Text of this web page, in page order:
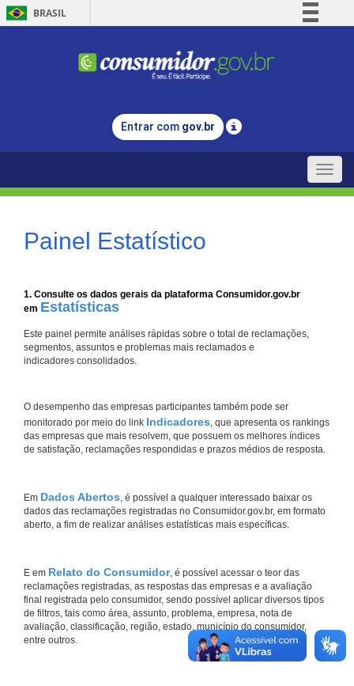
BRASIL
Comunica BR
Legislação
Entrar com gov.br
Toggle
Painel Estatístico
1. Consulte os dados gerais da plataforma Consumidor.gov.br
em Estatísticas
Este painel permite análises rápidas sobre o total de reclamações,
segmentos, assuntos e problemas mais reclamados e
indicadores consolidados.
O desempenho das empresas participantes também pode ser
monitorado por meio do link Indicadores, que apresenta os rankings
das empresas que mais resolvem, que possuem os melhores índices
de satisfação, reclamações respondidas e prazos médios de resposta.
Em Dados Abertos, é possível a qualquer interessado baixar os
dados das reclamações registradas no Consumidor.gov.br, em formato
aberto, a fim de realizar análises estatísticas mais específicas.
E em Relato do Consumidor, é possível acessar o teor das
reclamações registradas, as respostas das empresas e a avaliação
final registrada pelo consumidor, sendo possível aplicar diversos tipos
de filtros, tais como área, assunto, problema, empresa, nota de
avaliação, classificação, região, estado, município do consumidor,
entre outros.